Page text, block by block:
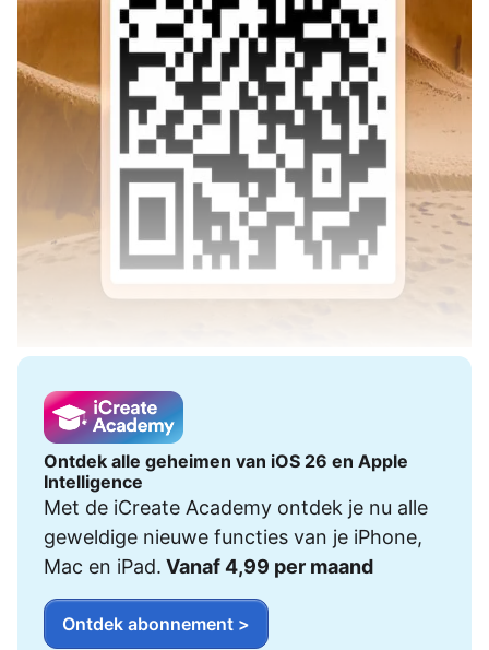
Ontdek alle geheimen van iOS 26 en Apple
Intelligence
Met de iCreate Academy ontdek je nu alle
geweldige nieuwe functies van je iPhone,
Mac en iPad. Vanaf 4,99 per maand
Ontdek abonnement >